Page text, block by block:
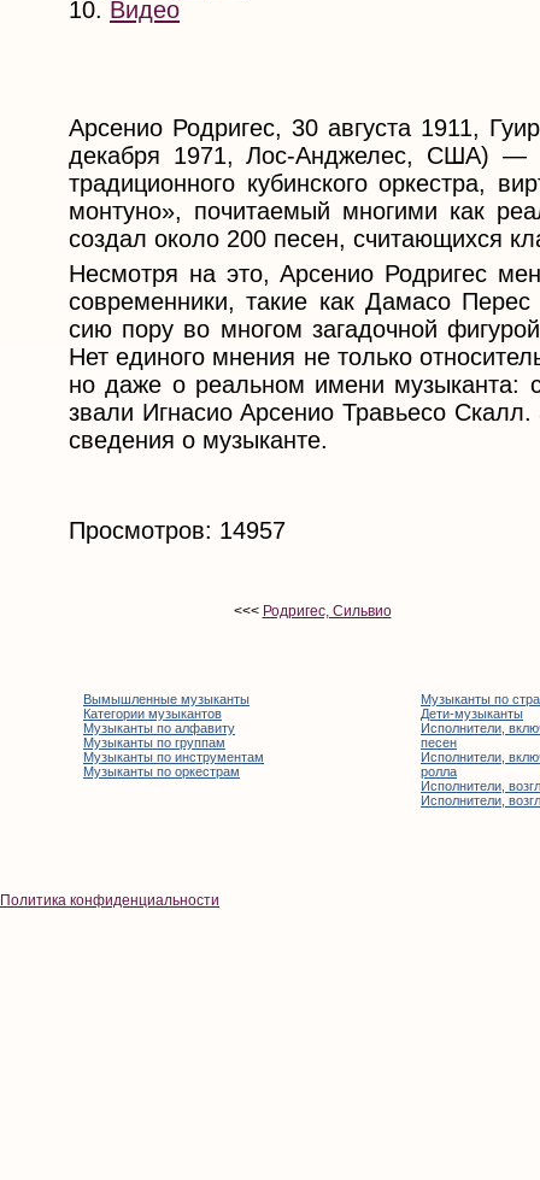
10. Видео
Арсенио Родригес, 30 августа 1911,
декабря 1971, Лос-Анджелес, США) —
традиционного кубинского оркестра,
монтуно», почитаемый многими как
создал около 200 песен, считающихся
Несмотря на это, Арсенио Родригес
современники, такие как Дамасо
сию пору во многом загадочной
Нет единого мнения не только
но даже о реальном имени музыканта:
звали Игнасио Арсенио Травьесо
сведения о музыканте.
Просмотров: 14957
<<< Родригес, Сильвио
Вымышленные музыканты
Категории музыкантов
Музыканты по алфавиту
Музыканты по группам
Музыканты по инструментам
Музыканты по оркестрам
Музыканты по
Дети-музыканты
Исполнители,
песен
Исполнители,
ролла
Исполнители,
Исполнители,
Политика конфиденциальности